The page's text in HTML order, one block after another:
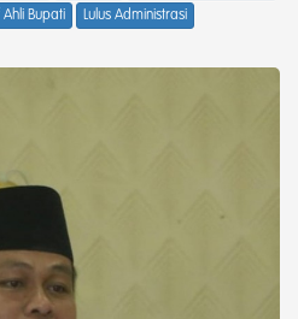
Ahli Bupati Lulus Administrasi